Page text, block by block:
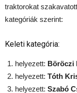
traktorokat
kategóriák szerint:
Keleti kategória:
helyezett: Böröczi
helyezett: Tóth
helyezett: Szabó